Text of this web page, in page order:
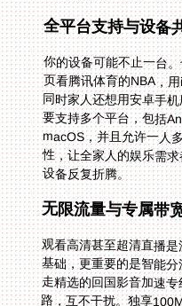
全平台支持与设备
你的设备可能不止一台
页看腾讯体育的NBA，
同时家人还想用安卓手
要支持多个平台，包
macOS，并且允许一
性，让全家人的娱乐需
设备反复折腾。
无限流量与专属带
观看高清甚至超清直播
基础，更重要的是智能
走精选的回国影音加速
路，互不干扰。独享
峰时段，你也能独享高